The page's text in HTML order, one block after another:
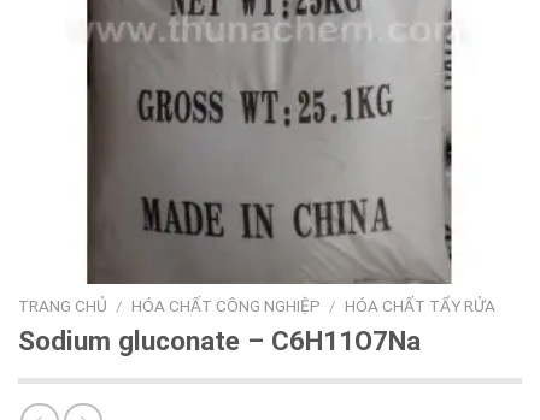
TRANG CHỦ / HÓA CHẤT CÔNG NGHIỆP / HÓA CHẤT TẨY RỬA
Sodium gluconate – C6H11O7Na